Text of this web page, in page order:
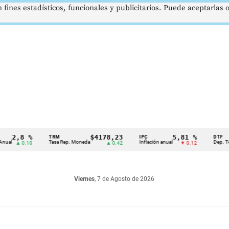
%
0.10
TRM
Tasa Rep. Moneda
$4178,23
▲ 0.42
IPC
Inflación anual
5,81 %
▼ 0.12
DTF
Dep. Término
Viernes, 7 de Agosto de 2026
estadísticos, funcionales y publicitarios. Puede aceptarlas